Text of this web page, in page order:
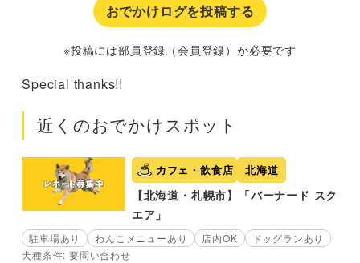
おでかけログを投稿する
※投稿には部員登録（会員登録）が必要です
Special thanks!!
近くのおでかけスポット
カフェ・飲食店 北海道
【北海道・札幌市】「バーナード スク
エア」
駐車場あり わんこメニューあり 店内OK
ドッグランあり
犬種条件: 要問い合わせ